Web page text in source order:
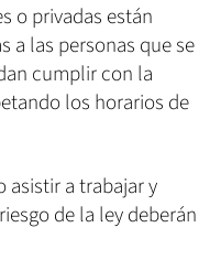
o privadas están
a las personas que se
cumplir con la
los horarios de
asistir a trabajar y
de la ley deberán